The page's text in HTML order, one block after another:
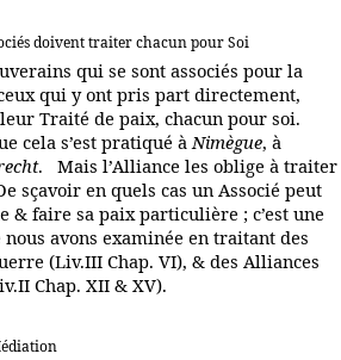
doivent traiter chacun pour Soi
qui se sont associés pour la
qui y ont pris part directement,
Traité de paix, chacun pour soi.
cela s’est pratiqué à Nimègue, à
. Mais l’Alliance les oblige à traiter
sçavoir en quels cas un Associé peut
& faire sa paix particulière ; c’est une
avons examinée en traitant des
(Liv.III Chap. VI), & des Alliances
Chap. XII & XV).